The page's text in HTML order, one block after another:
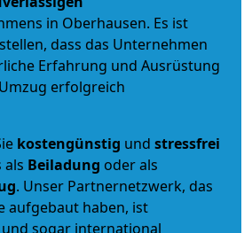
in Oberhausen. Es ist
dass das Unternehmen
Erfahrung und Ausrüstung
erfolgreich
kostengünstig und stressfrei
als Beiladung oder als
. Unser Partnernetzwerk, das
aufgebaut haben, ist
sogar international